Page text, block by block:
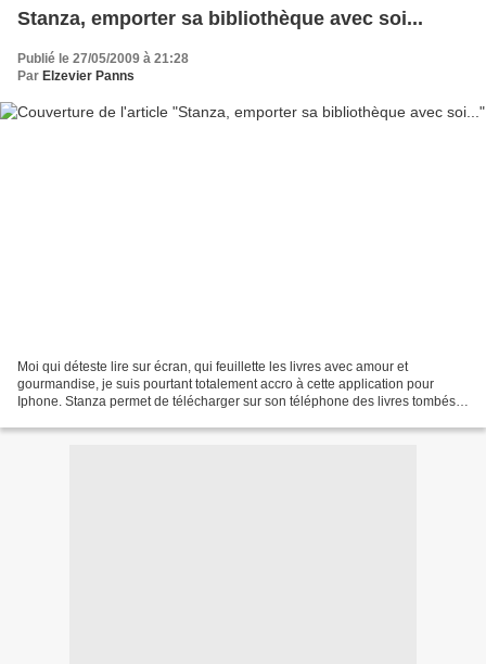
Stanza, emporter sa bibliothèque avec soi...
Publié le 27/05/2009 à 21:28
Par Elzevier Panns
Moi qui déteste lire sur écran, qui feuillette les livres avec amour et
gourmandise, je suis pourtant totalement accro à cette application pour
Iphone. Stanza permet de télécharger sur son téléphone des livres tombés